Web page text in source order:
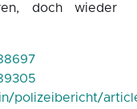
doch wieder
polizeibericht/